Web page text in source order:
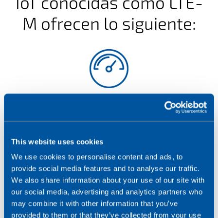
This website uses cookies
We use cookies to personalise content and ads, to
provide social media features and to analyse our traffic.
We also share information about your use of our site with
our social media, advertising and analytics partners who
may combine it with other information that you’ve
provided to them or that they’ve collected from your use
M ofrecen lo siguiente:
(o velocidad) a 300Mbps frente a los 150Mbps
tiene un beneficio significativo para los usuarios
de teléfonos inteligentes o tablets y en las
aplicaciones basadas en LTE Gateway o Router,
no tiene ningún beneficio real para la mayoría de
las aplicaciones de IoT. El consumo de energía, y
por tanto la duración de la batería de LTE Cat 6 es